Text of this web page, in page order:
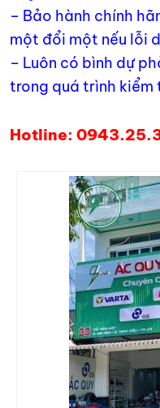
– Bảo hành chính
một đổi một nếu lỗi
– Luôn có bình dự
trong quá trình kiểm
Hotline: